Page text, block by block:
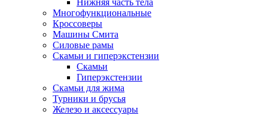
Многофункциональные
Кроссоверы
Машины Смита
Силовые рамы
Скамьи и гиперэкстензии
Скамьи
Гиперэкстензии
Скамьи для жима
Турники и брусья
Железо и аксессуары